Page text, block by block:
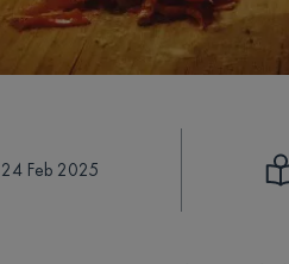
24 Feb 2025